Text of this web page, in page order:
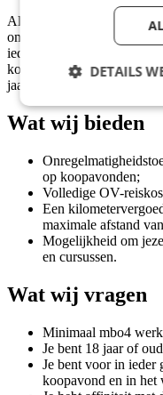
Als verkoopmedewerker
om jezelf te ontwikkelen in
ieder geval
koopavond en in het
jaar (of langer) doen
Wat wij bieden
op koopavonden;
Volledige OV-
Een
maximale afstand
Mogelijkheid om
en cursussen.
Wat wij vragen
Minimaal mbo4
Je bent 18 jaar of
Je bent voor in ieder
koopavond en in het
DETAILS